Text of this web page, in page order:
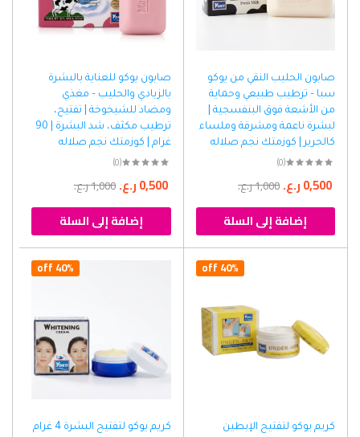
صابون الحليب النقي من يوكو
سبا – ترطيب طبيعي وحماية
من الأشعة فوق البنفسجية |
لبشرة ناعمة ومشرقة وملساء
كالحرير | كوزمتك نجم صلاله
(0)
1,000ر.ع. 0,500ر.ع.
إضافة إلى السلة
صابون يوكو للعناية بالبشرة
بالزبادي والحليب – مغذي
ومضاد للشيخوخة | تفتيح،
ترطيب مكثف، شد البشرة | 90
غرام | كوزمتك نجم صلاله
(0)
1,000ر.ع. 0,500ر.ع.
إضافة إلى السلة
40% off
كريم يوكو لتفتيح الإبطين
40% off
كريم يوكو لتفتيح البشرة 4 غرام